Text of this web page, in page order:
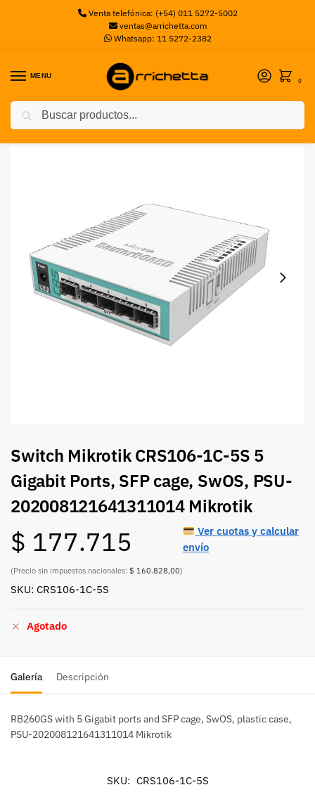
Venta telefónica: (+54) 011 5272-5002
ventas@arrichetta.com
Whatsapp: 11 5272-2382
MENU
0
Inicio Cables y Conectores UTP
Switch Mikrotik CRS106-1C-5S 5
Gigabit Ports, SFP cage, SwOS, PSU-
202008121641311014 Mikrotik
$ 177.715
(Precio sin impuestos nacionales: $ 160.828,00)
Ver cuotas y calcular
envío
SKU: CRS106-1C-5S
Agotado
Galería Descripción
RB260GS with 5 Gigabit ports and SFP cage, SwOS, plastic case,
PSU-202008121641311014 Mikrotik
SKU: CRS106-1C-5S